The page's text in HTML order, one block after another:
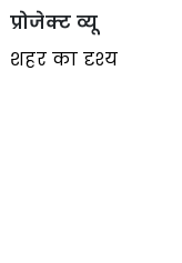
प्रोजेक्ट व्यू
शहर का दृश्य